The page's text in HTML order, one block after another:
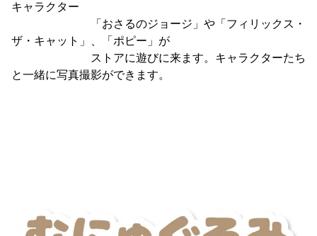
キャラクター
「おさるのジョージ」や「フィリックス・
ザ・キャット」、「ポピー」が
ストアに遊びに来ます。キャラクターたち
と一緒に写真撮影ができます。